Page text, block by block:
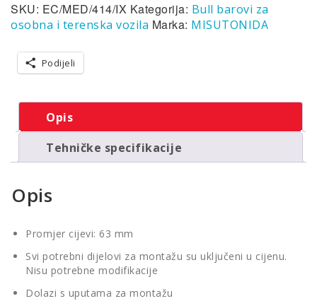
SKU: EC/MED/414/IX Kategorija: Bull barovi za
osobna i terenska vozila Marka: MISUTONIDA
Podijeli
Opis
Tehničke specifikacije
Opis
Promjer cijevi: 63 mm
Svi potrebni dijelovi za montažu su uključeni u cijenu.
Nisu potrebne modifikacije
Dolazi s uputama za montažu